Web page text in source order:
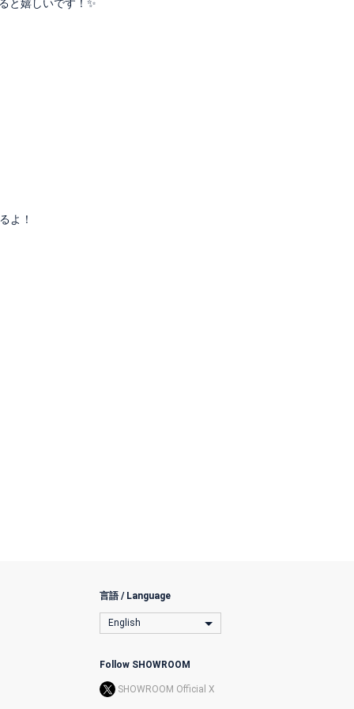
と嬉しいです！✨
よ！
言語 / Language
English
Follow SHOWROOM
SHOWROOM Official X